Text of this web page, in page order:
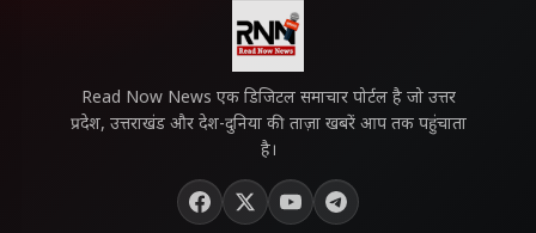
Read Now News एक डिजिटल समाचार पोर्टल है जो उत्तर
प्रदेश, उत्तराखंड और देश-दुनिया की ताज़ा खबरें आप तक पहुंचाता
है।